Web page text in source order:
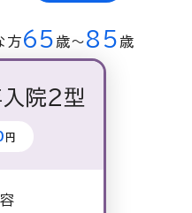
方65 歳〜85 歳
院２型
円